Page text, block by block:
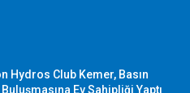
Hydros Club Kemer, Basın
Buluşmasına Ev Sahipliği Yaptı